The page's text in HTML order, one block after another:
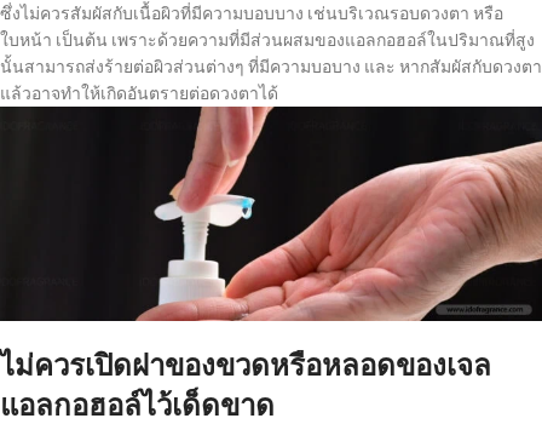
ซึ่งไม่ควรสัมผัสกับเนื้อผิวที่มีความบอบบาง เช่นบริเวณรอบดวงตา หรือ
ใบหน้า เป็นต้น เพราะด้วยความที่มีส่วนผสมของแอลกอฮอล์ในปริมาณที่สูง
นั้นสามารถส่งร้ายต่อผิวส่วนต่างๆ ที่มีความบอบาง และ หากสัมผัสกับดวงตา
แล้วอาจทำให้เกิดอันตรายต่อดวงตาได้
ไม่ควรเปิดฝาของขวดหรือหลอดของเจล
แอลกอฮอล์ไว้เด็ดขาด